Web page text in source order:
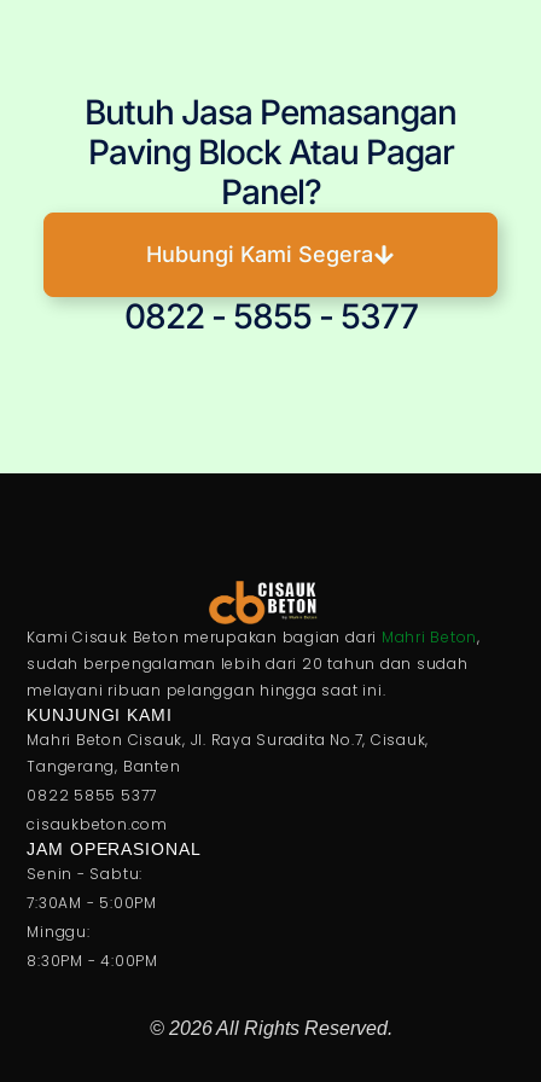
Butuh Jasa Pemasangan
Paving Block Atau Pagar
Panel?
Hubungi Kami Segera
0822 - 5855 - 5377
Kami Cisauk Beton merupakan bagian dari Mahri Beton,
sudah berpengalaman lebih dari 20 tahun dan sudah
melayani ribuan pelanggan hingga saat ini.
KUNJUNGI KAMI
Mahri Beton Cisauk, Jl. Raya Suradita No.7, Cisauk,
Tangerang, Banten
0822 5855 5377
cisaukbeton.com
JAM OPERASIONAL
Senin - Sabtu:
7:30AM - 5:00PM
Minggu:
8:30PM - 4:00PM
© 2026 All Rights Reserved.